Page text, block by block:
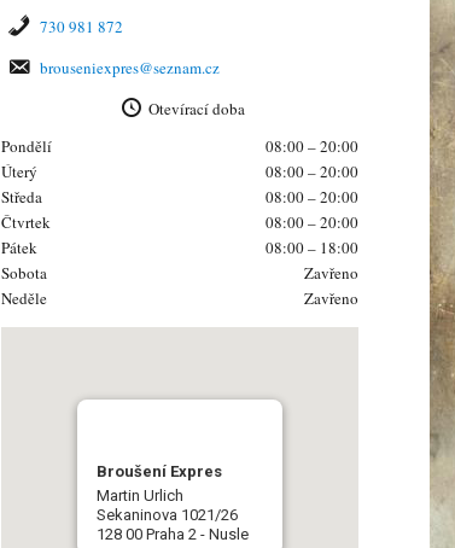
730 981 872
brouseniexpres@seznam.cz
Otevírací doba
Pondělí
08:00 – 20:00
Úterý
08:00 – 20:00
Středa
08:00 – 20:00
Čtvrtek
08:00 – 20:00
Pátek
08:00 – 18:00
Sobota
Zavřeno
Neděle
Zavřeno
Broušení Expres
Martin Urlich
Sekaninova 1021/26
128 00 Praha 2 - Nusle